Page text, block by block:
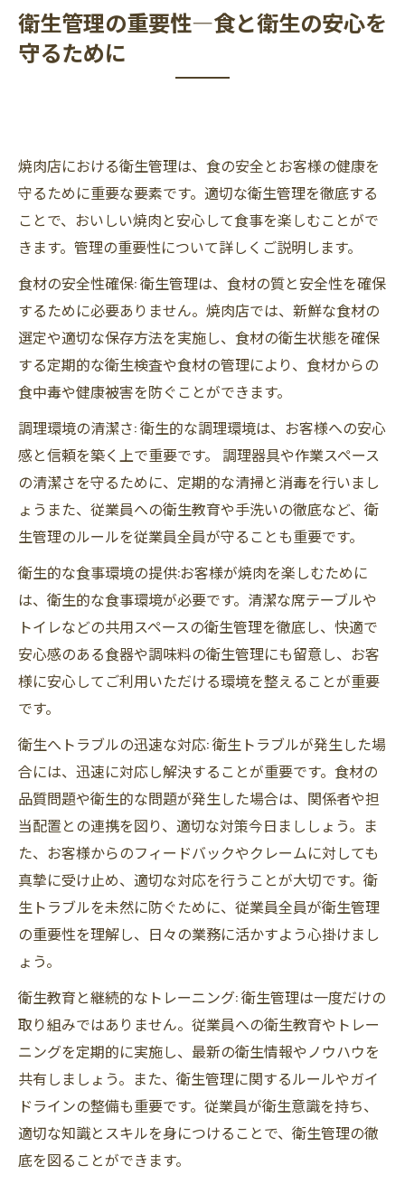
衛生管理の重要性―食と衛生の安心を
守るために
焼肉店における衛生管理は、食の安全とお客様の健康を
守るために重要な要素です。適切な衛生管理を徹底する
ことで、おいしい焼肉と安心して食事を楽しむことがで
きます。管理の重要性について詳しくご説明します。
食材の安全性確保: 衛生管理は、食材の質と安全性を確保
するために必要ありません。焼肉店では、新鮮な食材の
選定や適切な保存方法を実施し、食材の衛生状態を確保
する定期的な衛生検査や食材の管理により、食材からの
食中毒や健康被害を防ぐことができます。
調理環境の清潔さ: 衛生的な調理環境は、お客様への安心
感と信頼を築く上で重要です。 調理器具や作業スペース
の清潔さを守るために、定期的な清掃と消毒を行いまし
ょうまた、従業員への衛生教育や手洗いの徹底など、衛
生管理のルールを従業員全員が守ることも重要です。
衛生的な食事環境の提供:お客様が焼肉を楽しむために
は、衛生的な食事環境が必要です。清潔な席テーブルや
トイレなどの共用スペースの衛生管理を徹底し、快適で
安心感のある食器や調味料の衛生管理にも留意し、お客
様に安心してご利用いただける環境を整えることが重要
です。
衛生へトラブルの迅速な対応: 衛生トラブルが発生した場
合には、迅速に対応し解決することが重要です。食材の
品質問題や衛生的な問題が発生した場合は、関係者や担
当配置との連携を図り、適切な対策今日まししょう。ま
た、お客様からのフィードバックやクレームに対しても
真摯に受け止め、適切な対応を行うことが大切です。衛
生トラブルを未然に防ぐために、従業員全員が衛生管理
の重要性を理解し、日々の業務に活かすよう心掛けまし
ょう。
衛生教育と継続的なトレーニング: 衛生管理は一度だけの
取り組みではありません。従業員への衛生教育やトレー
ニングを定期的に実施し、最新の衛生情報やノウハウを
共有しましょう。また、衛生管理に関するルールやガイ
ドラインの整備も重要です。従業員が衛生意識を持ち、
適切な知識とスキルを身につけることで、衛生管理の徹
底を図ることができます。